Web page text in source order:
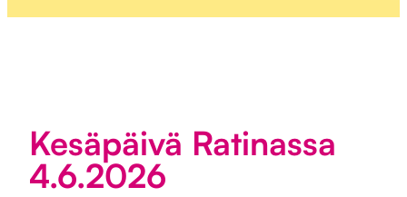
Kesäpäivä Ratinassa
4.6.2026